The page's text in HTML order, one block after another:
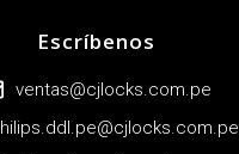
Escríbenos
ventas@cjlocks.com.pe